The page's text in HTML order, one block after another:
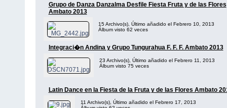
Grupo de Danza Danzalma Desfile Fiesta Fruta y de las Flores
Ambato 2013
15 Archivo(s), Último añadido el Febrero 10, 2013
Álbum visto 62 veces
Integraci�n Andina y Grupo Tungurahua F. F. F. Ambato 2013
23 Archivo(s), Último añadido el Febrero 11, 2013
Álbum visto 75 veces
Latin Dance en la Fiesta de la Fruta y de las Flores Ambato
11 Archivo(s), Último añadido el Febrero 17, 2013